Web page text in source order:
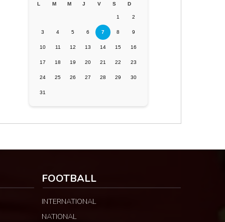
L M M J V S D
1 2
3 4 5 6 7 8 9
10 11 12 13 14 15 16
17 18 19 20 21 22 23
24 25 26 27 28 29 30
31
FOOTBALL
INTERNATIONAL
NATIONAL